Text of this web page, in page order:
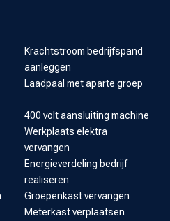
Krachtstroom bedrijfspand
aanleggen
Laadpaal met aparte groep
400 volt aansluiting machine
Werkplaats elektra
vervangen
Energieverdeling bedrijf
realiseren
Groepenkast vervangen
Meterkast verplaatsen